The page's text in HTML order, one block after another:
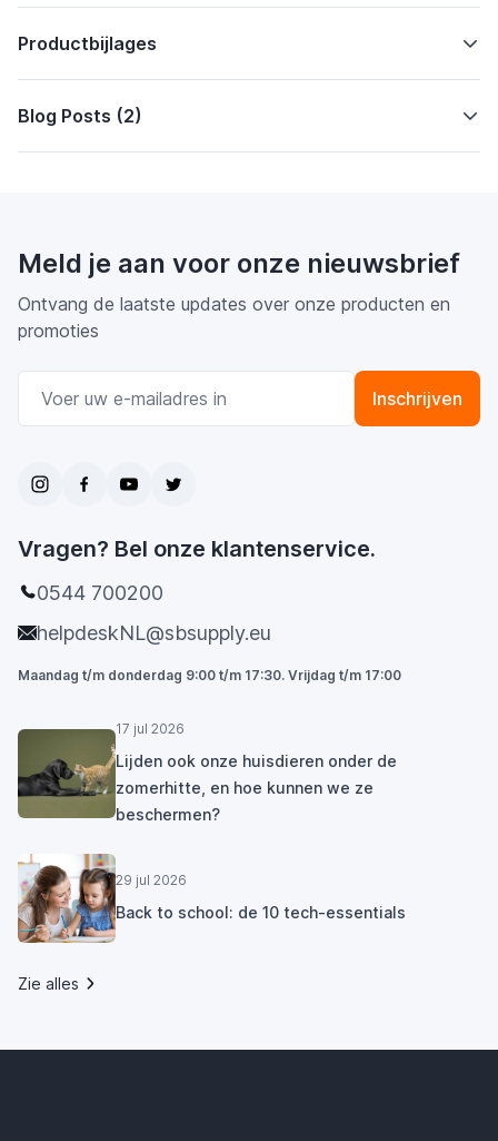
Productbijlages
Blog Posts (2)
Meld je aan voor onze nieuwsbrief
Ontvang de laatste updates over onze producten en
promoties
Inschrijven
Vragen? Bel onze klantenservice.
0544 700200
helpdeskNL@sbsupply.eu
Maandag t/m donderdag 9:00 t/m 17:30. Vrijdag t/m 17:00
17 jul 2026
Lijden ook onze huisdieren onder de
zomerhitte, en hoe kunnen we ze
beschermen?
29 jul 2026
Back to school: de 10 tech-essentials
Zie alles